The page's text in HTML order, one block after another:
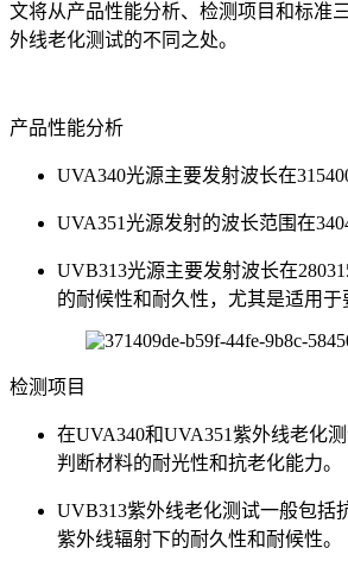
文将从产品性能分析、检测项目和标准
外线老化测试的不同之处。
产品性能分析
UVA340光源主要发射波长在
UVA351光源发射的波长范围在
UVB313光源主要发射波长在
的耐候性和耐久性，尤其是适用
检测项目
在UVA340和UVA351紫外线老化
判断材料的耐光性和抗老化能力。
UVB313紫外线老化测试一般包括
紫外线辐射下的耐久性和耐候性。